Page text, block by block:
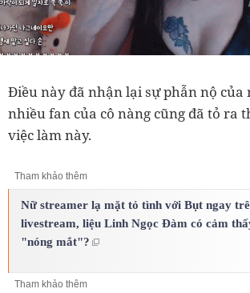
Điều này đã nhận lại sự phẫn nộ của
nhiều fan của cô nàng cũng đã tỏ ra
việc làm này.
Tham khảo thêm
Nữ streamer lạ mặt tỏ tình với Bụt ngay
livestream, liệu Linh Ngọc Đàm có cảm
"nóng mắt"?
Tham khảo thêm